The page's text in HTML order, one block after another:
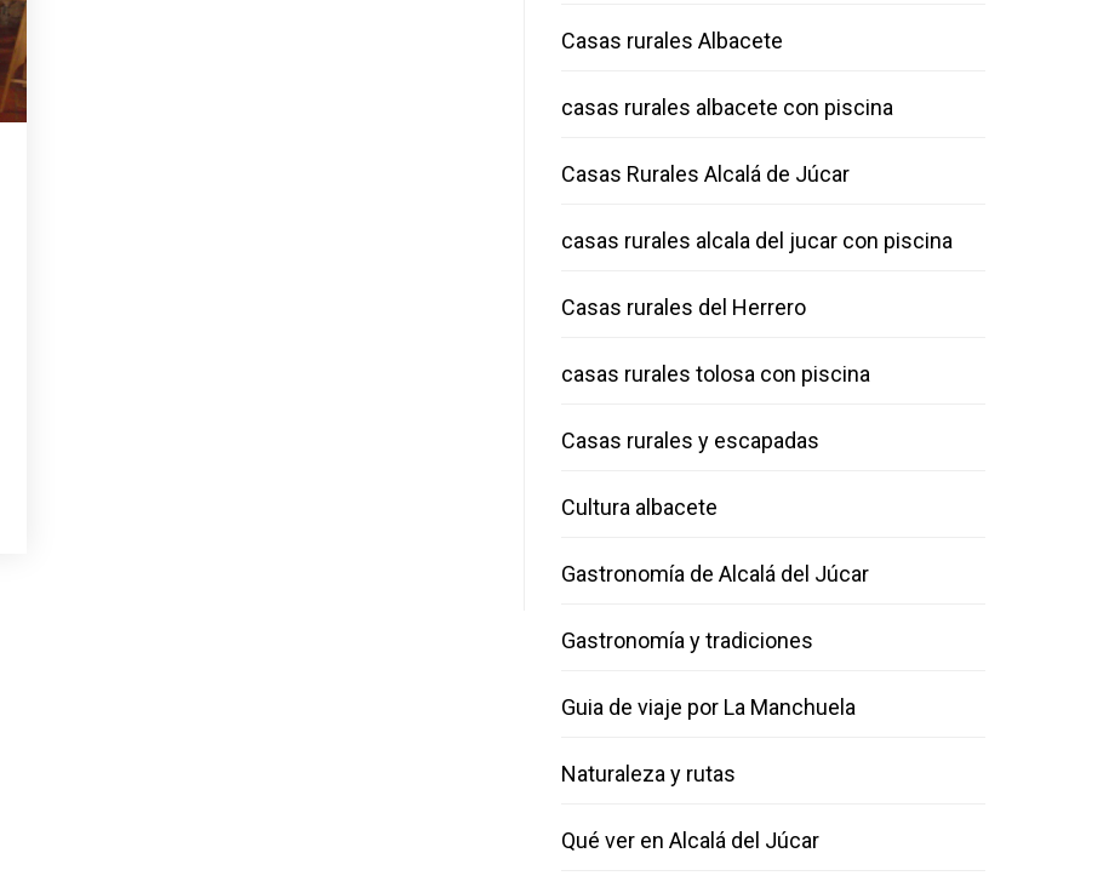
Casas rurales Albacete
casas rurales albacete con piscina
Casas Rurales Alcalá de Júcar
casas rurales alcala del jucar con piscina
Casas rurales del Herrero
casas rurales tolosa con piscina
Casas rurales y escapadas
Cultura albacete
Gastronomía de Alcalá del Júcar
Gastronomía y tradiciones
Guia de viaje por La Manchuela
Naturaleza y rutas
Qué ver en Alcalá del Júcar